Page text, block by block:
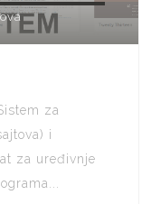
za
i
za uređivnje